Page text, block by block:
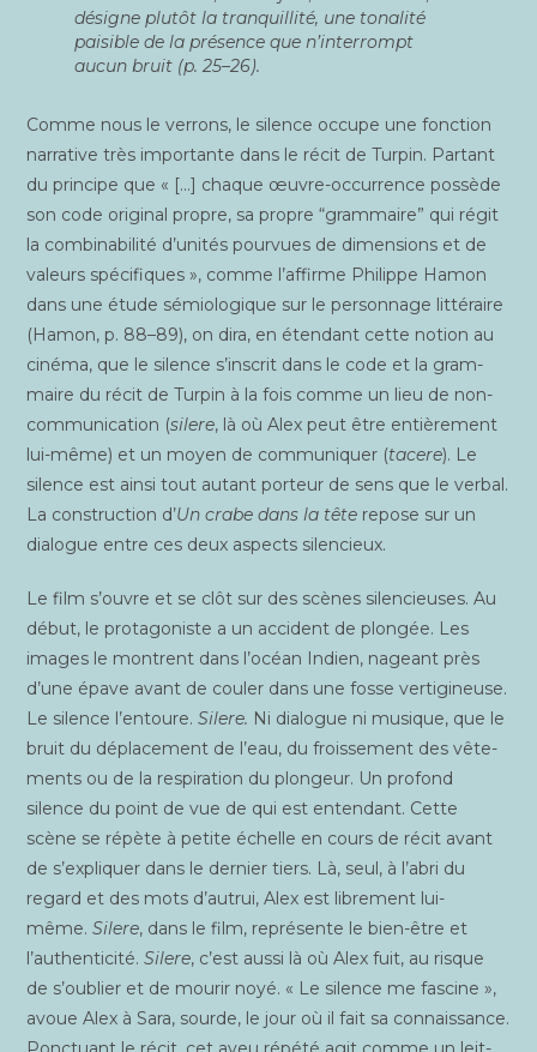
désigne plu­tôt la tran­quilli­té, une tona­li­té
pai­sible de la pré­sence que n’interrompt
aucun bruit (p. 25–26).
Comme nous le ver­rons, le silence occupe une fonc­tion
nar­ra­tive très impor­tante dans le récit de Tur­pin. Par­tant
du prin­cipe que « […] chaque œuvre-occur­rence pos­sède
son code ori­gi­nal propre, sa propre “gram­maire” qui régit
la com­bi­na­bi­li­té d’unités pour­vues de dimen­sions et de
valeurs spé­ci­fiques », comme l’affirme Phi­lippe Hamon
dans une étude sémio­lo­gique sur le per­son­nage lit­té­raire
(Hamon, p. 88–89), on dira, en éten­dant cette notion au
ciné­ma, que le silence s’inscrit dans le code et la gram­
maire du récit de Tur­pin à la fois comme un lieu de non-
com­mu­ni­ca­tion (silere, là où Alex peut être entiè­re­ment
lui-même) et un moyen de com­mu­ni­quer (tacere). Le
silence est ain­si tout autant por­teur de sens que le ver­bal.
La construc­tion d’Un crabe dans la tête repose sur un
dia­logue entre ces deux aspects silencieux.
Le film s’ouvre et se clôt sur des scènes silen­cieuses. Au
début, le pro­ta­go­niste a un acci­dent de plon­gée. Les
images le montrent dans l’océan Indien, nageant près
d’une épave avant de cou­ler dans une fosse ver­ti­gi­neuse.
Le silence l’entoure.Silere. Ni dia­logue ni musique, que le
bruit du dépla­ce­ment de l’eau, du frois­se­ment des vête­
ments ou de la res­pi­ra­tion du plon­geur. Un pro­fond
silence du point de vue de qui est enten­dant. Cette
scène se répète à petite échelle en cours de récit avant
de s’expliquer dans le der­nier tiers. Là, seul, à l’abri du
regard et des mots d’autrui, Alex est libre­ment lui-
même.Silere, dans le film, repré­sente le bien-être et
l’authenticité.Silere, c’est aus­si là où Alex fuit, au risque
de s’oublier et de mou­rir noyé. « Le silence me fas­cine »,
avoue Alex à Sara, sourde, le jour où il fait sa connais­sance.